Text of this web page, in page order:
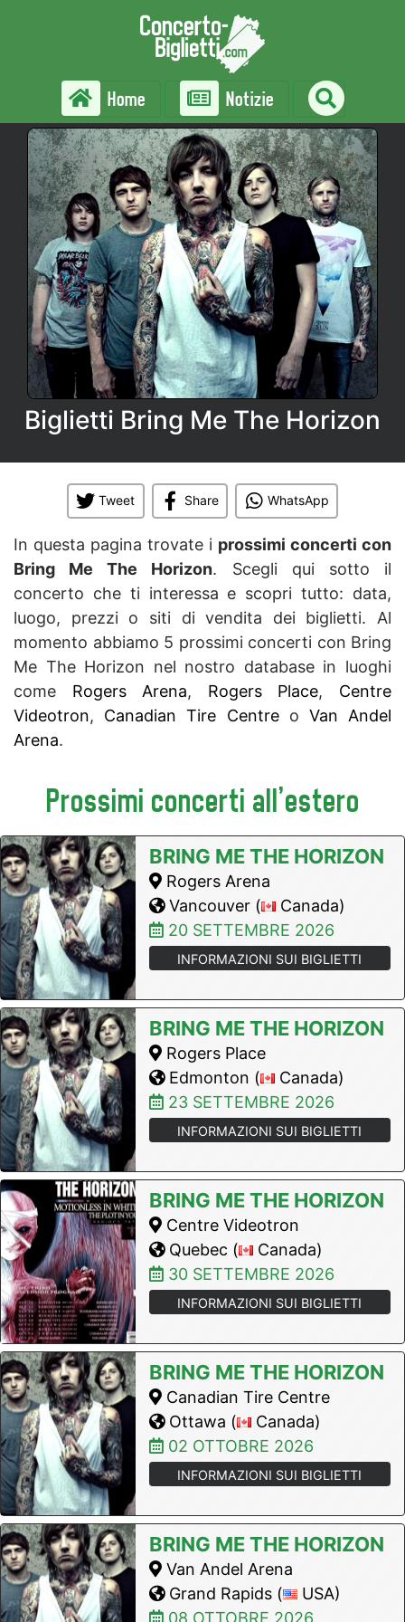
Home Notizie
Biglietti Bring Me The Horizon
Tweet Share WhatsApp
In questa pagina trovate i prossimi concerti con
Bring Me The Horizon. Scegli qui sotto il
concerto che ti interessa e scopri tutto: data,
luogo, prezzi o siti di vendita dei biglietti. Al
momento abbiamo 5 prossimi concerti con Bring
Me The Horizon nel nostro database in luoghi
come Rogers Arena, Rogers Place, Centre
Videotron, Canadian Tire Centreo Van Andel
Arena.
Prossimi concerti all'estero
BRING ME THE HORIZON
Rogers Arena
Vancouver (
Canada)
20 SETTEMBRE 2026
INFORMAZIONI SUI BIGLIETTI
BRING ME THE HORIZON
Rogers Place
Edmonton (
Canada)
23 SETTEMBRE 2026
INFORMAZIONI SUI BIGLIETTI
BRING ME THE HORIZON
Centre Videotron
Quebec (
Canada)
30 SETTEMBRE 2026
INFORMAZIONI SUI BIGLIETTI
BRING ME THE HORIZON
Canadian Tire Centre
Ottawa (
Canada)
02 OTTOBRE 2026
INFORMAZIONI SUI BIGLIETTI
BRING ME THE HORIZON
Van Andel Arena
Grand Rapids (
USA)
08 OTTOBRE 2026